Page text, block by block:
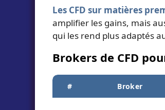
Les CFD sur matières
amplifier les gains, mais
qui les rend plus adaptés
Brokers de CFD
# Broker